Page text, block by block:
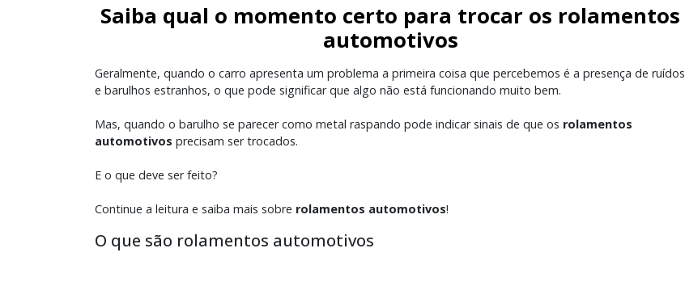
Saiba qual o momento certo para trocar os rolamentos
automotivos
Geralmente, quando o carro apresenta um problema a primeira coisa que percebemos é a presença de ruídos
e barulhos estranhos, o que pode significar que algo não está funcionando muito bem.
Mas, quando o barulho se parecer como metal raspando pode indicar sinais de que os rolamentos
automotivos precisam ser trocados.
E o que deve ser feito?
Continue a leitura e saiba mais sobre rolamentos automotivos!
O que são rolamentos automotivos